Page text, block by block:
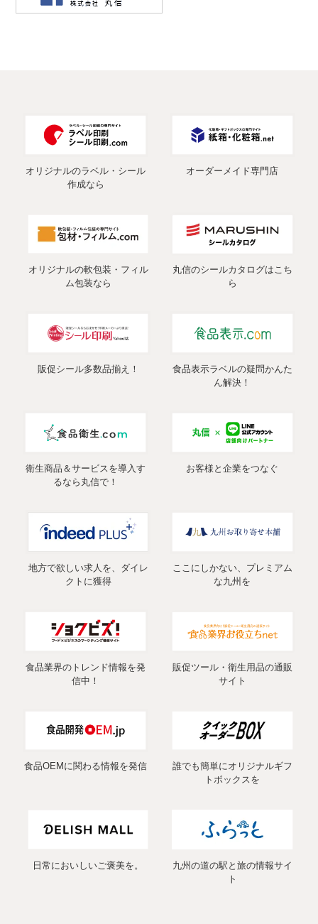
オリジナルのラベル・シール
作成なら
オーダーメイド専門店
オリジナルの軟包装・フィル
ム包装なら
丸信のシールカタログはこち
ら
販促シール多数品揃え！
食品表示ラベルの疑問かんた
ん解決！
衛生商品＆サービスを導入す
るなら丸信で！
お客様と企業をつなぐ
地方で欲しい求人を、ダイレ
クトに獲得
ここにしかない、プレミアム
な九州を
食品業界のトレンド情報を発
信中！
販促ツール・衛生用品の通販
サイト
食品OEMに関わる情報を発信
誰でも簡単にオリジナルギフ
トボックスを
日常においしいご褒美を。
九州の道の駅と旅の情報サイ
ト